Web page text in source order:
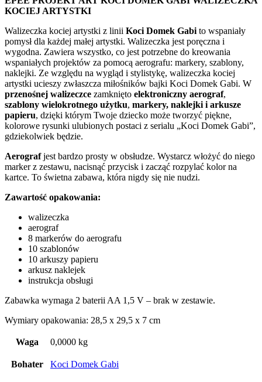
KOCIEJ ARTYSTKI
Walizeczka kociej artystki z linii Koci Domek Gabi to wspaniały
pomysł dla każdej małej artystki. Walizeczka jest poręczna i
wygodna. Zawiera wszystko, co jest potrzebne do kreowania
wspaniałych projektów za pomocą aerografu: markery, szablony,
naklejki. Ze względu na wygląd i stylistykę, walizeczka kociej
artystki ucieszy zwłaszcza miłośników bajki Koci Domek Gabi. W
przenośnej walizeczce zamknięto elektroniczny aerograf,
szablony wielokrotnego użytku, markery, naklejki i arkusze
papieru, dzięki którym Twoje dziecko może tworzyć piękne,
kolorowe rysunki ulubionych postaci z serialu „Koci Domek Gabi”,
gdziekolwiek będzie.
Aerografjest bardzo prosty w obsłudze. Wystarcz włożyć do niego
marker z zestawu, nacisnąć przycisk i zacząć rozpylać kolor na
kartce. To świetna zabawa, która nigdy się nie nudzi.
Zawartość opakowania:
walizeczka
aerograf
8 markerów do aerografu
10 szablonów
10 arkuszy papieru
arkusz naklejek
instrukcja obsługi
Zabawka wymaga 2 baterii AA 1,5 V – brak w zestawie.
Wymiary opakowania: 28,5 x 29,5 x 7 cm
Waga 0,0000 kg
Bohater Koci Domek Gabi